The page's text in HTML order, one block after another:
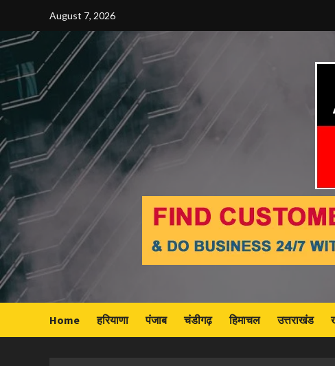
content
August 7, 2026
Home हरियाणा पंजाब चंडीगढ़ हिमाचल उत्तराखंड